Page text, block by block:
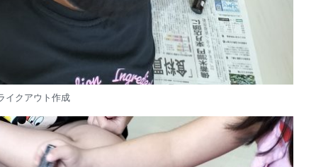
イクアウト作成